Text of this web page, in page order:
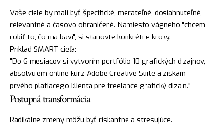
Vaše ciele by mali byť špecifické, merateľné, dosiahnuteľné,
relevantné a časovo ohraničené. Namiesto vágneho "chcem
robiť to, čo ma baví", si stanovte konkrétne kroky.
Príklad SMART cieľa:
"Do 6 mesiacov si vytvorím portfólio 10 grafických dizajnov,
absolvujem online kurz Adobe Creative Suite a získam
prvého platiacego klienta pre freelance grafický dizajn."
Postupná transformácia
Radikálne zmeny môžu byť riskantné a stresujúce.